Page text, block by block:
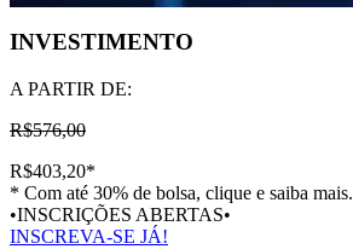
INVESTIMENTO
A PARTIR DE:
R$576,00
R$403,20*
* Com até 30% de bolsa, clique e saiba mais.
•INSCRIÇÕES ABERTAS•
INSCREVA-SE JÁ!